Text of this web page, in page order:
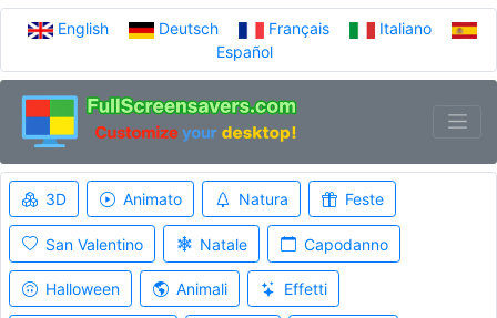
English Deutsch Français
Italiano
Español
3D Animato Natura Feste
San Valentino Natale Capodanno
Halloween Animali Effetti